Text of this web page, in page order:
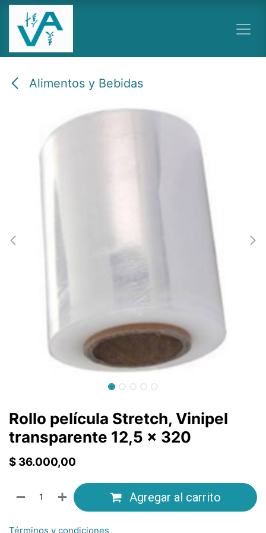
Ir al contenido
Alimentos y Bebidas
Rollo película Stretch, Vinipel
transparente 12,5 x 320
$ 36.000,00
Agregar al carrito
Términos y condiciones